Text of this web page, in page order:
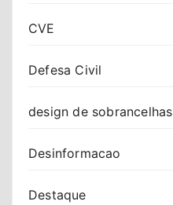
CVE
Defesa Civil
design de sobrancelhas
Desinformacao
Destaque